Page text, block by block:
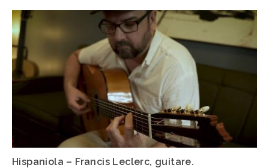
Hispaniola – Francis Leclerc, guitare.